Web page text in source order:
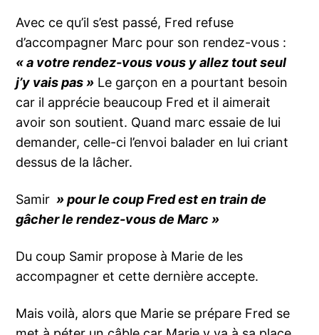
Avec ce qu’il s’est passé, Fred refuse
d’accompagner Marc pour son rendez-vous :
« a votre rendez-vous vous y allez tout seul
j’y vais pas » Le garçon en a pourtant besoin
car il apprécie beaucoup Fred et il aimerait
avoir son soutient. Quand marc essaie de lui
demander, celle-ci l’envoi balader en lui criant
dessus de la lâcher.
Samir » pour le coup Fred est en train de
gâcher le rendez-vous de Marc »
Du coup Samir propose à Marie de les
accompagner et cette dernière accepte.
Mais voilà, alors que Marie se prépare Fred se